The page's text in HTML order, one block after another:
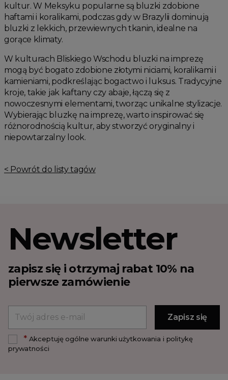
kultur. W Meksyku popularne są bluzki zdobione
haftami i koralikami, podczas gdy w Brazylii dominują
bluzki z lekkich, przewiewnych tkanin, idealne na
gorące klimaty.
W kulturach Bliskiego Wschodu bluzki na imprezę
mogą być bogato zdobione złotymi niciami, koralikami i
kamieniami, podkreślając bogactwo i luksus. Tradycyjne
kroje, takie jak kaftany czy abaje, łączą się z
nowoczesnymi elementami, tworząc unikalne stylizacje.
Wybierając bluzkę na imprezę, warto inspirować się
różnorodnością kultur, aby stworzyć oryginalny i
niepowtarzalny look.
< Powrót do listy tagów
Newsletter
zapisz się i otrzymaj rabat 10% na
pierwsze zamówienie
*Akceptuję ogólne warunki użytkowania i politykę
prywatności